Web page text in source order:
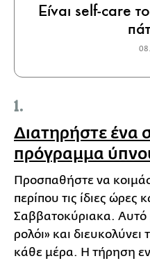
Είναι self-care
1.
Διατηρήστε ένα
πρόγραμμα
Προσπαθήστε να
περίπου τις ίδιες
Σαββατοκύριακα. Αυτό
ρολόι» και
κάθε μέρα. Η τήρηση